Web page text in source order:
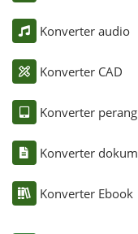
Konverter audio
Konverter CAD
Konverter
Konverter
Konverter Ebook